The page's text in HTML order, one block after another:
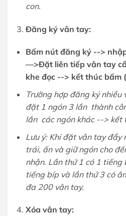
con.
Đăng ký vân tay:
Bấm nút đăng ký --> nhậ
—>Đặt liên tiếp vân tay cầ
khe đọc --> kết thúc bấm
Trường hợp đăng ký nhiều
đặt 1 ngón 3 lần thành
lần các ngón khác --> kết
Lưu ý: Khi đặt vân tay
trái, ấn và giữ ngón cho
nhận. Lần thứ 1 có 1 tiếng
tiếng bíp và lần thứ 3 có
đa 200 vân tay.
Xóa vân tay: